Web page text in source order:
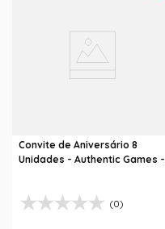
Convite de Aniversário 8
Unidades - Authentic Games -
(0)